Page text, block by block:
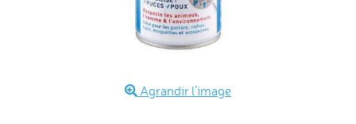
Agrandir l'image